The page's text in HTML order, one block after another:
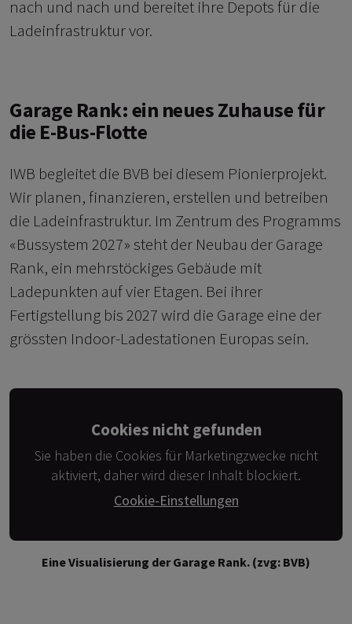
nach und nach und bereitet ihre Depots für die
Ladeinfrastruktur vor.
Garage Rank: ein neues Zuhause für
die E-Bus-Flotte
IWB begleitet die BVB bei diesem Pionierprojekt.
Wir planen, finanzieren, erstellen und betreiben
die Ladeinfrastruktur. Im Zentrum des Programms
«Bussystem 2027» steht der Neubau der Garage
Rank, ein mehrstöckiges Gebäude mit
Ladepunkten auf vier Etagen. Bei ihrer
Fertigstellung bis 2027 wird die Garage eine der
grössten Indoor-Ladestationen Europas sein.
Cookies nicht gefunden
Sie haben die Cookies für Marketingzwecke nicht
aktiviert, daher wird dieser Inhalt blockiert.
Cookie-Einstellungen
Eine Visualisierung der Garage Rank. (zvg: BVB)